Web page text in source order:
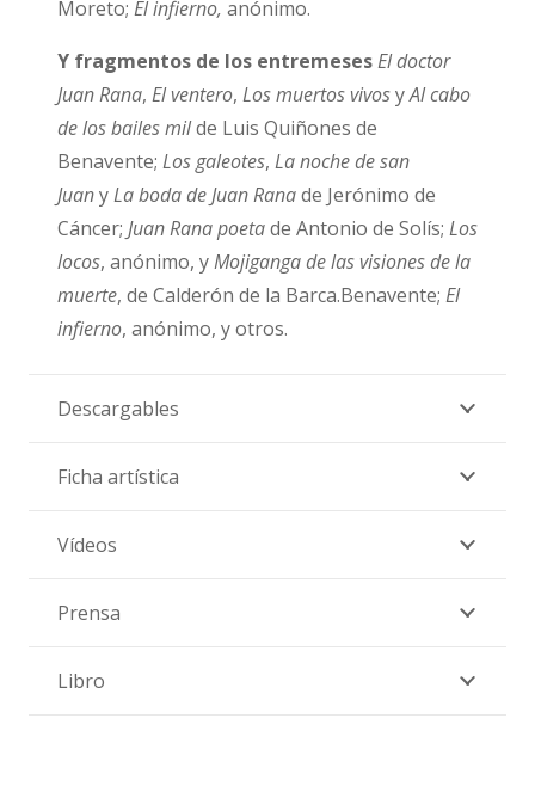
Moreto; El infierno, anónimo.
Y fragmentos de los entremesesEl doctor
Juan Rana, El ventero, Los muertos vivosyAl cabo
de los bailes milde Luis Quiñones de
Benavente; Los galeotes, La noche de san
JuanyLa boda de Juan Ranade Jerónimo de
Cáncer; Juan Rana poetade Antonio de Solís; Los
locos, anónimo, yMojiganga de las visiones de la
muerte, de Calderón de la Barca.Benavente; El
infierno, anónimo, y otros.
Descargables
Ficha artística
Vídeos
Prensa
Libro